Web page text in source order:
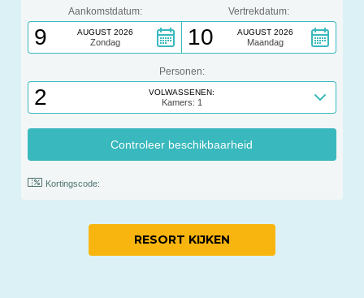
Aankomstdatum:
9 AUGUST 2026
Zondag
Vertrekdatum:
10 AUGUST 2026
Maandag
Personen:
2 VOLWASSENEN:
Kamers: 1
Kortingscode:
RESORT KIJKEN